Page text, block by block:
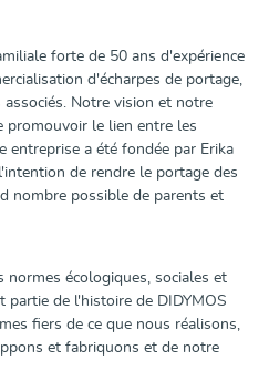
forte de 50 ans d'expérience
d'écharpes de portage,
Notre vision et notre
le lien entre les
entreprise a été fondée par Erika
de rendre le portage des
nombre possible de parents et
normes écologiques, sociales et
partie de l'histoire de DIDYMOS
fiers de ce que nous réalisons,
et fabriquons et de notre